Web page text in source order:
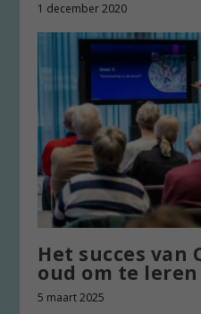
1 december 2020
Het succes van
oud om te leren
5 maart 2025